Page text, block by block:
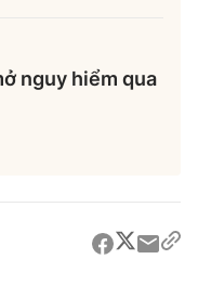
nguy hiểm qua